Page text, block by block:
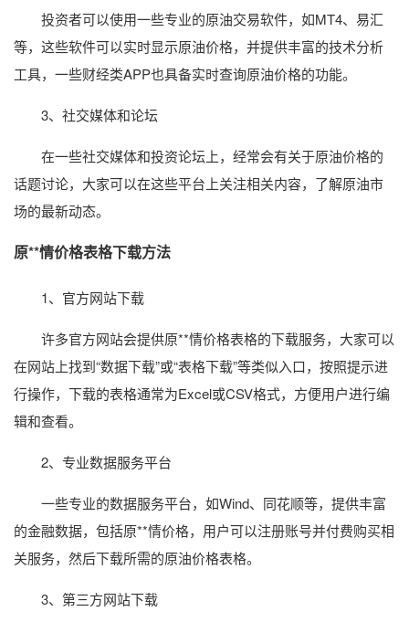
投资者可以使用一些专业的原油交易软件，如MT4、易汇
等，这些软件可以实时显示原油价格，并提供丰富的技术分析
工具，一些财经类APP也具备实时查询原油价格的功能。
3、社交媒体和论坛
在一些社交媒体和投资论坛上，经常会有关于原油价格的
话题讨论，大家可以在这些平台上关注相关内容，了解原油市
场的最新动态。
原**情价格表格下载方法
1、官方网站下载
许多官方网站会提供原**情价格表格的下载服务，大家可以
在网站上找到“数据下载”或“表格下载”等类似入口，按照提示进
行操作，下载的表格通常为Excel或CSV格式，方便用户进行编
辑和查看。
2、专业数据服务平台
一些专业的数据服务平台，如Wind、同花顺等，提供丰富
的金融数据，包括原**情价格，用户可以注册账号并付费购买相
关服务，然后下载所需的原油价格表格。
3、第三方网站下载